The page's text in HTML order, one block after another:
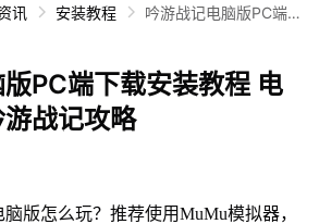
讯 安装教程
吟游战记电脑版PC端
PC端下载安装教程 电
战记攻略
版怎么玩？推荐使用MuMu模拟器，